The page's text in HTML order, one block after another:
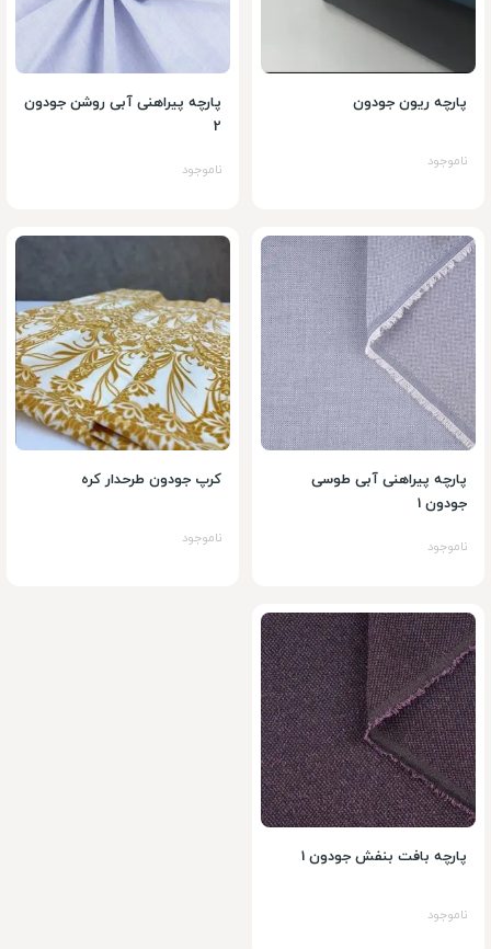
پارچه ریون جودون
ناموجود
پارچه پیراهنی آبی روشن جودون
2
ناموجود
پارچه پیراهنی آبی طوسی
جودون 1
ناموجود
کرپ جودون طرحدار کره
ناموجود
پارچه بافت بنفش جودون 1
ناموجود